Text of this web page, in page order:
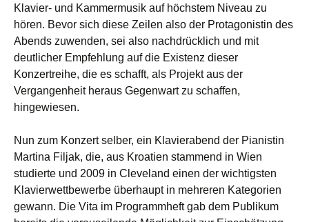
Klavier- und Kammermusik auf höchstem Niveau zu
hören. Bevor sich diese Zeilen also der Protagonistin des
Abends zuwenden, sei also nachdrücklich und mit
deutlicher Empfehlung auf die Existenz dieser
Konzertreihe, die es schafft, als Projekt aus der
Vergangenheit heraus Gegenwart zu schaffen,
hingewiesen.
Nun zum Konzert selber, ein Klavierabend der Pianistin
Martina Filjak, die, aus Kroatien stammend in Wien
studierte und 2009 in Cleveland einen der wichtigsten
Klavierwettbewerbe überhaupt in mehreren Kategorien
gewann. Die Vita im Programmheft gab dem Publikum